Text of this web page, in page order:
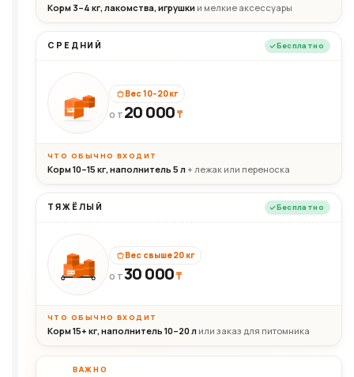
Корм 3–4 кг, лакомства, игрушки и мелкие аксессуары
СРЕДНИЙ Бесплатно
20кг
Вес 10–20 кг
ОТ 20 000₸
ЧТО ОБЫЧНО ВХОДИТ
Корм 10–15 кг, наполнитель 5 л+ лежак или переноска
ТЯЖЁЛЫЙ Бесплатно
30+кг
Вес свыше 20 кг
ОТ30 000₸
ЧТО ОБЫЧНО ВХОДИТ
Корм 15+ кг, наполнитель 10–20 л или заказ для питомника
ВАЖНО